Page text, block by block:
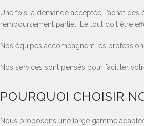
Une fois la demande acceptée, l’achat
remboursement partiel. Le tout doit être
Nos équipes accompagnent les
Nos services sont pensés pour faciliter
POURQUOI CHOISIR
Nous proposons une large gamme